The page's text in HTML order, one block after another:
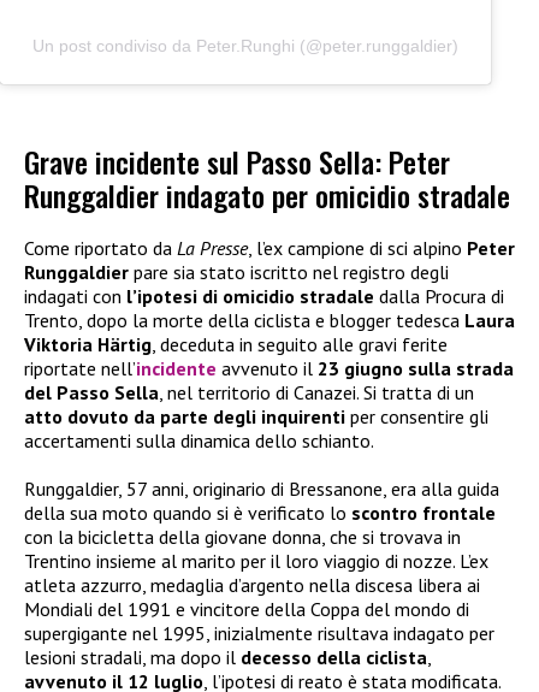
Un post condiviso da Peter.Runghi (@peter.runggaldier)
Grave incidente sul Passo Sella: Peter
Runggaldier indagato per omicidio stradale
Come riportato da La Presse, l’ex campione di sci alpino Peter
Runggaldier pare sia stato iscritto nel registro degli
indagati con l’ipotesi di omicidio stradale dalla Procura di
Trento, dopo la morte della ciclista e blogger tedesca Laura
Viktoria Härtig, deceduta in seguito alle gravi ferite
riportate nell’incidente avvenuto il 23 giugno sulla strada
del Passo Sella, nel territorio di Canazei. Si tratta di un
atto dovuto da parte degli inquirenti per consentire gli
accertamenti sulla dinamica dello schianto.
Runggaldier, 57 anni, originario di Bressanone, era alla guida
della sua moto quando si è verificato lo scontro frontale
con la bicicletta della giovane donna, che si trovava in
Trentino insieme al marito per il loro viaggio di nozze. L’ex
atleta azzurro, medaglia d’argento nella discesa libera ai
Mondiali del 1991 e vincitore della Coppa del mondo di
supergigante nel 1995, inizialmente risultava indagato per
lesioni stradali, ma dopo il decesso della ciclista,
avvenuto il 12 luglio, l’ipotesi di reato è stata modificata.